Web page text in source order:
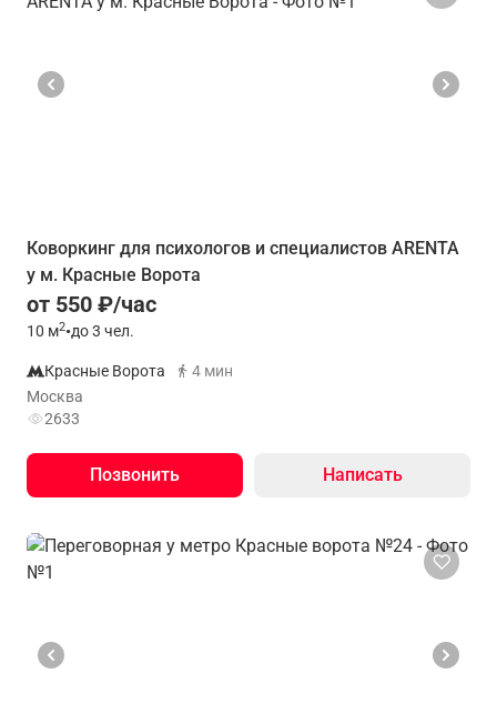
Коворкинг для психологов и специалистов ARENTA
у м. Красные Ворота
от 550 ₽/час
10 м2•до 3 чел.
Красные Ворота
4 мин
Москва
2633
Позвонить Написать